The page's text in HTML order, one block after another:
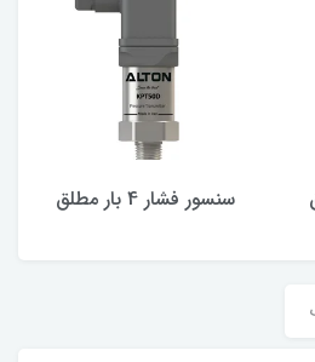
سنسور فشار 4 بار مطلق